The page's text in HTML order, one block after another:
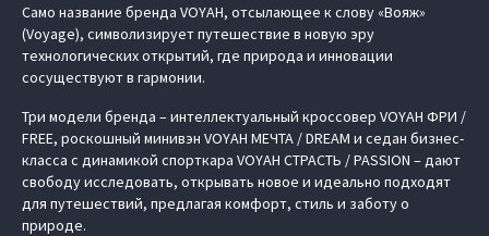
Само название бренда VOYAH, отсылающее к слову «Вояж»
(Voyage), символизирует путешествие в новую эру
технологических открытий, где природа и инновации
сосуществуют в гармонии.
Три модели бренда – интеллектуальный кроссовер VOYAH ФРИ /
FREE, роскошный минивэн VOYAH МЕЧТА / DREAM и седан бизнес-
класса с динамикой спорткара VOYAH СТРАСТЬ / PASSION – дают
свободу исследовать, открывать новое и идеально подходят
для путешествий, предлагая комфорт, стиль и заботу о
природе.